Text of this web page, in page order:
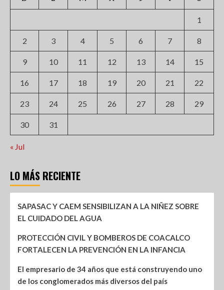
1
2 3 4 5 6 7 8
9 10 11 12 13 14 15
16 17 18 19 20 21 22
23 24 25 26 27 28 29
30 31
« Jul
LO MÁS RECIENTE
SAPASAC Y CAEM SENSIBILIZAN A LA NIÑEZ SOBRE
EL CUIDADO DEL AGUA
PROTECCIÓN CIVIL Y BOMBEROS DE COACALCO
FORTALECEN LA PREVENCIÓN EN LA INFANCIA
El empresario de 34 años que está construyendo uno
de los conglomerados más diversos del país